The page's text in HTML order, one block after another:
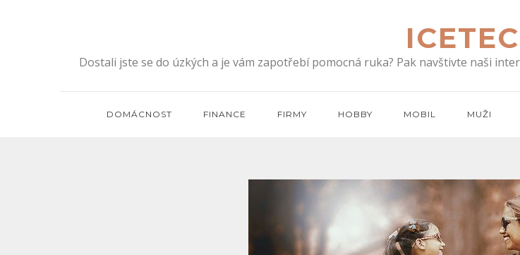
Dostali jste se do úzkých a je vám zapotřebí pomocná ruka? Pak navštivte naši
DOMÁCNOST FINANCE FIRMY HOBBY MOBIL MUŽI